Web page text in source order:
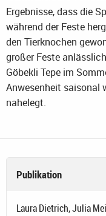
Ergebnisse, dass die
während der Feste
den Tierknochen
großer Feste
Göbekli Tepe im
Anwesenheit saisonal
nahelegt.
Publikation
Laura Dietrich, Julia